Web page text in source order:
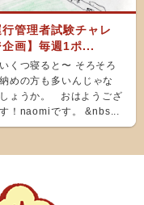
行管理者試験チャレ
企画】毎週1ポ...
くつ寝ると〜 そろそろ
めの方も多いんじゃな
ょうか。 おはようござ
！naomiです。 &nbs...